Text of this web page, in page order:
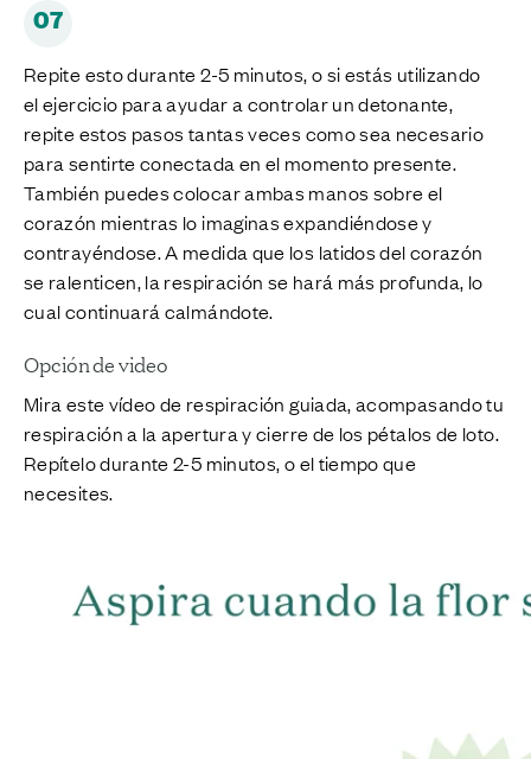
07
Repite esto durante 2-5 minutos, o si estás utilizando
el ejercicio para ayudar a controlar un detonante,
repite estos pasos tantas veces como sea necesario
para sentirte conectada en el momento presente.
También puedes colocar ambas manos sobre el
corazón mientras lo imaginas expandiéndose y
contrayéndose. A medida que los latidos del corazón
se ralenticen, la respiración se hará más profunda, lo
cual continuará calmándote.
Opción de video
Mira este vídeo de respiración guiada, acompasando tu
respiración a la apertura y cierre de los pétalos de loto.
Repítelo durante 2-5 minutos, o el tiempo que
necesites.